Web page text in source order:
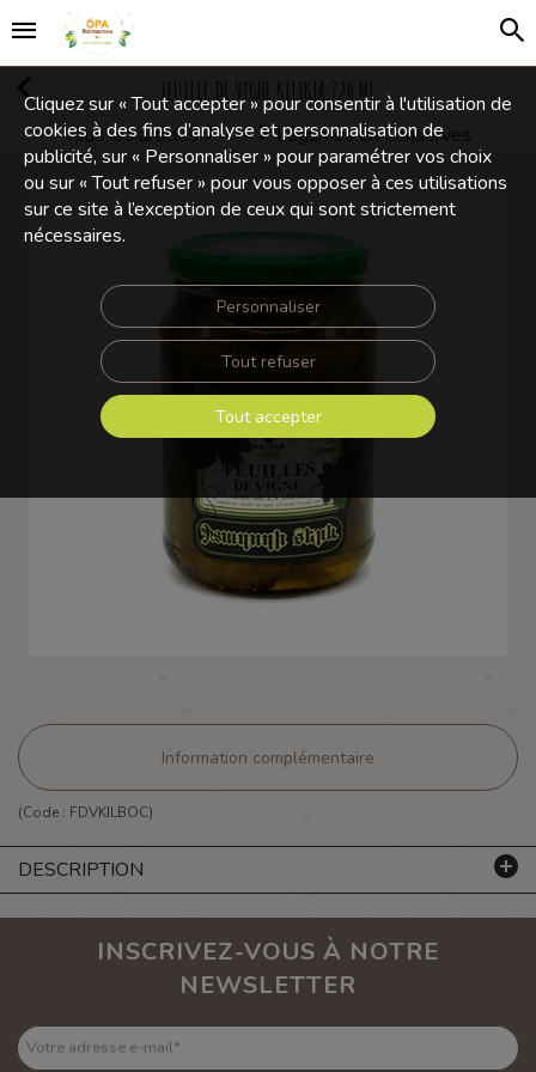
FEUILLE DE VIGNE KILIKIA 720 ML
Tous les articles
Conserves
Légumes en Conserves
Information complémentaire
(Code : FDVKILBOC)
DESCRIPTION
Cliquez sur « Tout accepter » pour consentir à l'utilisation de
cookies à des fins d’analyse et personnalisation de
publicité, sur « Personnaliser » pour paramétrer vos choix
ou sur « Tout refuser » pour vous opposer à ces utilisations
sur ce site à l’exception de ceux qui sont strictement
nécessaires.
Personnaliser
Tout refuser
Tout accepter
INSCRIVEZ-VOUS À NOTRE
NEWSLETTER
Votre adresse e-mail*